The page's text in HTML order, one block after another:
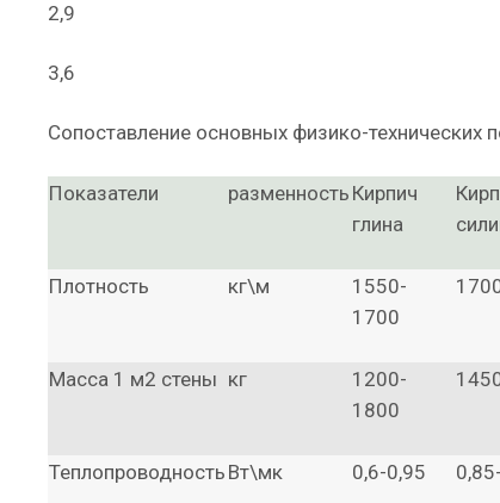
2,9
3,6
Сопоставление основных физико-технических
Показатели разменность Кирпич
глина
Плотность кг\м
1550-
1700
Масса 1 м2 стены кг
1200-
1800
Теплопроводность Вт\мк 0,6-0,95